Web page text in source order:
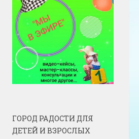
ГОРОД РАДОСТИ ДЛЯ
ДЕТЕЙ И ВЗРОСЛЫХ